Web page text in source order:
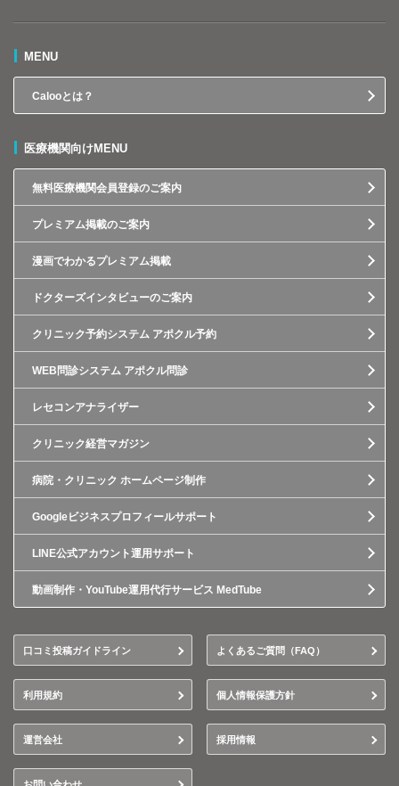
MENU
Calooとは？
医療機関向けMENU
無料医療機関会員登録のご案内
プレミアム掲載のご案内
漫画でわかるプレミアム掲載
ドクターズインタビューのご案内
クリニック予約システム アポクル予約
WEB問診システム アポクル問診
レセコンアナライザー
クリニック経営マガジン
病院・クリニック ホームページ制作
Googleビジネスプロフィールサポート
LINE公式アカウント運用サポート
動画制作・YouTube運用代行サービス MedTube
口コミ投稿ガイドライン よくあるご質問（FAQ）
利用規約 個人情報保護方針
運営会社 採用情報